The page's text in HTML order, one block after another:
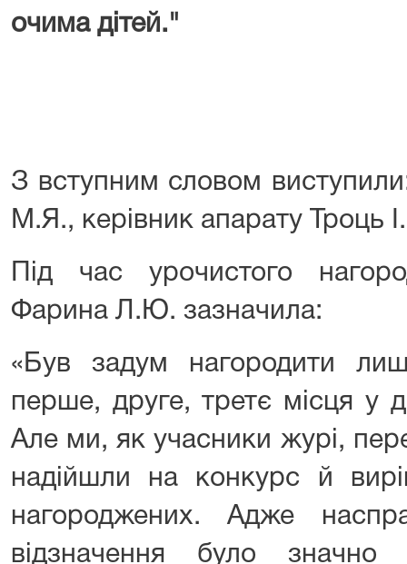
очима дітей."
З вступним словом
М.Я., керівник апарату Троць
Під час урочистого
Фарина Л.Ю. зазначила:
«Був задум нагородити
перше, друге, третє місця у
Але ми, як учасники журі,
надійшли на конкурс й
нагороджених. Адже
відзначення було